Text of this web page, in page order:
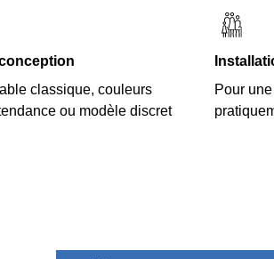
classique, couleurs
ou modèle discret
Pour